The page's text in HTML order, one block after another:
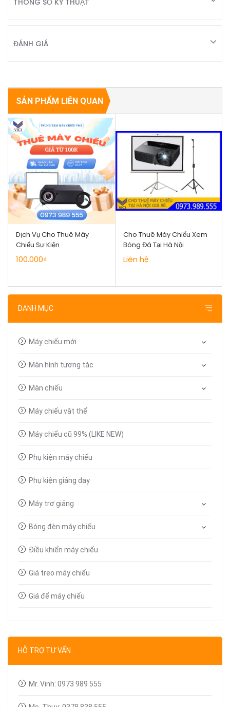
DANH MỤC
Máy chiếu mới
Màn hình tương tác
Màn chiếu
Máy chiếu vật thể
Máy chiếu cũ 99% (LIKE NEW)
Phụ kiện máy chiếu
Phụ kiện giảng dạy
Máy trợ giảng
Bóng đèn máy chiếu
Điều khiển máy chiếu
Giá treo máy chiếu
Giá để máy chiếu
Bút trình chiếu
Linh kiện máy chiếu
HỖ TRỢ TƯ VẤN
Mr. Vinh: 0973 989 555
THÔNG SỐ KỸ THUẬT
ĐÁNH GIÁ
SẢN PHẨM LIÊN QUAN
Dịch Vụ Cho Thuê Máy
Chiếu Sự Kiện
100.000₫
Cho Thuê Máy Chiếu Xem
Bóng Đá Tại Hà Nội
Liên hệ